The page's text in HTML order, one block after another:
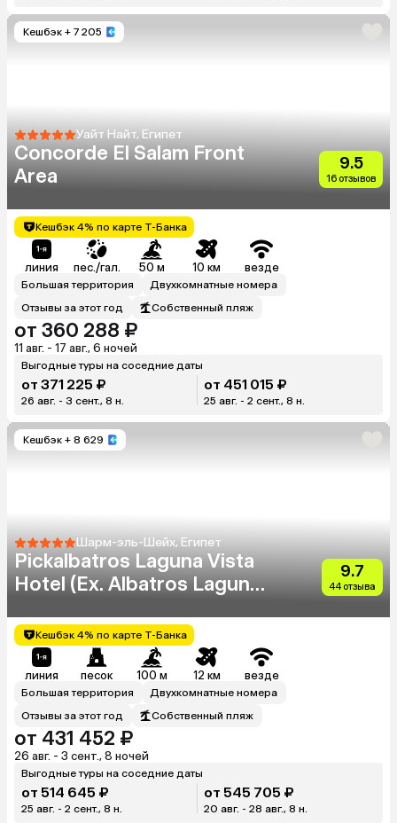
Кешбэк + 7 205
Уайт Найт, Египет
Concorde El Salam Front
Area
9.5
16 отзывов
Кешбэк 4% по карте Т-Банка
линия пес./гал. 50 м 10 км везде
Большая территория
Двухкомнатные номера
Отзывы за этот год
Собственный пляж
от 360 288 ₽
11 авг. - 17 авг., 6 ночей
Выгодные туры на соседние даты
от 371 225 ₽
26 авг. - 3 сент., 8 н.
от 451 015 ₽
25 авг. - 2 сент., 8 н.
Кешбэк + 8 629
Шарм-эль-Шейх, Египет
Pickalbatros Laguna Vista
Hotel (Ex. Albatros Laguna
9.7
44 отзыва
Кешбэк 4% по карте Т-Банка
линия песок 100 м 12 км везде
Большая территория
Двухкомнатные номера
Отзывы за этот год
Собственный пляж
от 431 452 ₽
26 авг. - 3 сент., 8 ночей
Выгодные туры на соседние даты
от 514 645 ₽
25 авг. - 2 сент., 8 н.
от 545 705 ₽
20 авг. - 28 авг., 8 н.